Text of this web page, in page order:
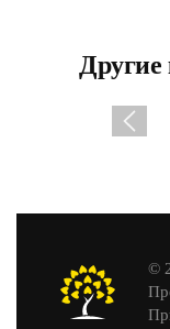
Другие
©